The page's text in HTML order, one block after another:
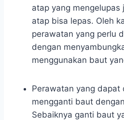
atap yang
atap bisa lepas. Oleh
perawatan yang perlu
dengan
menggunakan baut
Perawatan yang dapat
mengganti baut
Sebaiknya ganti baut